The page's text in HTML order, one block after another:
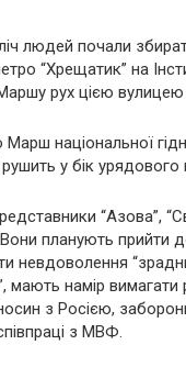
людей почали
“Хрещатик” на
рух цією вулицею
національної
рушить у бік урядового
“Азова”,
планують прийти
невдоволення
мають намір вимагати
з Росією,
з МВФ.